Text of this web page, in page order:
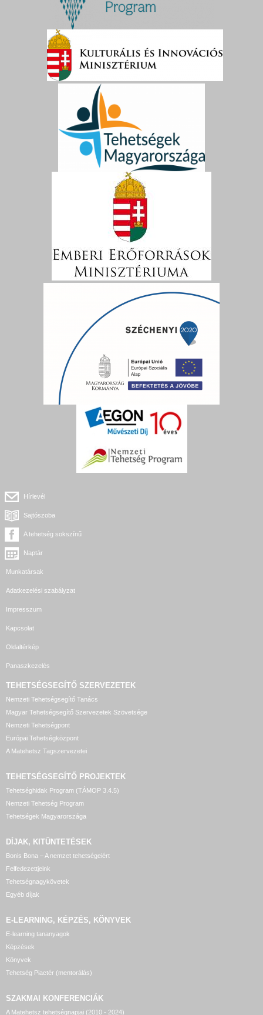
Hírlevél
Sajtószoba
A tehetség sokszínű
Naptár
Munkatársak
Adatkezelési szabályzat
Impresszum
Kapcsolat
Oldaltérkép
Panaszkezelés
TEHETSÉGSEGÍTŐ SZERVEZETEK
Nemzeti Tehetségsegítő Tanács
Magyar Tehetségsegítő Szervezetek Szövetsége
Nemzeti Tehetségpont
Európai Tehetségközpont
A Matehetsz Tagszervezetei
TEHETSÉGSEGÍTŐ PROJEKTEK
Tehetséghidak Program (TÁMOP 3.4.5)
Nemzeti Tehetség Program
Tehetségek Magyarországa
DÍJAK, KITÜNTETÉSEK
Bonis Bona – A nemzet tehetségeiért
Felfedezettjeink
Tehetségnagykövetek
Egyéb díjak
E-LEARNING, KÉPZÉS, KÖNYVEK
E-learning tananyagok
Képzések
Könyvek
Tehetség Piactér (mentorálás)
SZAKMAI KONFERENCIÁK
A Matehetsz tehetségnapjai (2010 - 2024)